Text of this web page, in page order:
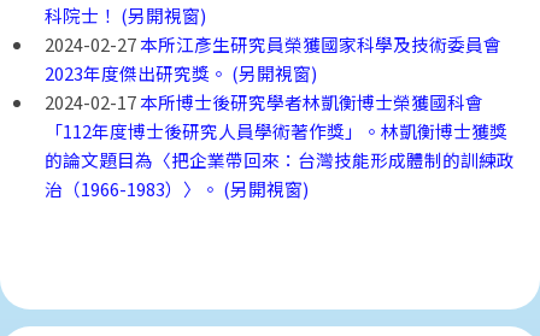
科院士！ (另開視窗)
2024-02-27本所江彥生研究員榮獲國家科學及技術委員會
2023年度傑出研究獎。 (另開視窗)
2024-02-17本所博士後研究學者林凱衡博士榮獲國科會
「112年度博士後研究人員學術著作獎」。林凱衡博士獲獎
的論文題目為〈把企業帶回來：台灣技能形成體制的訓練政
治（1966-1983）〉。 (另開視窗)